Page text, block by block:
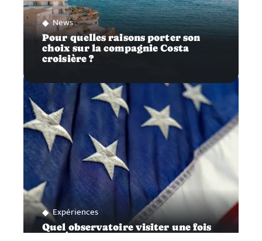
News
Pour quelles raisons porter son
choix sur la compagnie Costa
croisière ?
Expériences
Quel observatoire visiter une fois